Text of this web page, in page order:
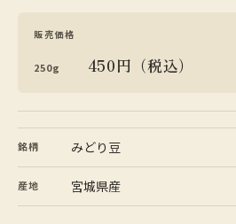
販売価格
250g 450円（税込）
銘柄 みどり豆
産地 宮城県産